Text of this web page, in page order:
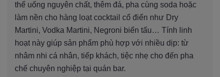
thể uống nguyên chất, thêm đá, pha cùng soda hoặc
làm nền cho hàng loạt cocktail cổ điển như Dry
Martini, Vodka Martini, Negroni biến tấu… Tính linh
hoạt này giúp sản phẩm phù hợp với nhiều dịp: từ
nhâm nhi cá nhân, tiếp khách, tiệc nhẹ cho đến pha
chế chuyên nghiệp tại quán bar.